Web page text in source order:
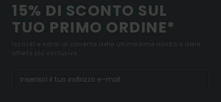
15% DI SCONTO SUL
TUO PRIMO ORDINE*
Iscriviti e sarai al corrente delle ultimissime novità e delle
offerte più esclusive.